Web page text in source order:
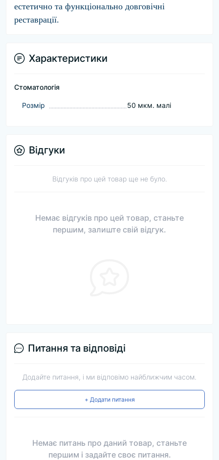
естетично та функціонально довговічні
реставрації.
Характеристики
Стоматологія
Розмір 50 мкм. малі
Відгуки
Відгуків про цей товар ще не було.
Немає відгуків про цей товар, станьте
першим, залиште свій відгук.
Питання та відповіді
Додайте питання, і ми відповімо найближчим часом.
+ Додати питання
Немає питань про даний товар, станьте
першим і задайте своє питання.